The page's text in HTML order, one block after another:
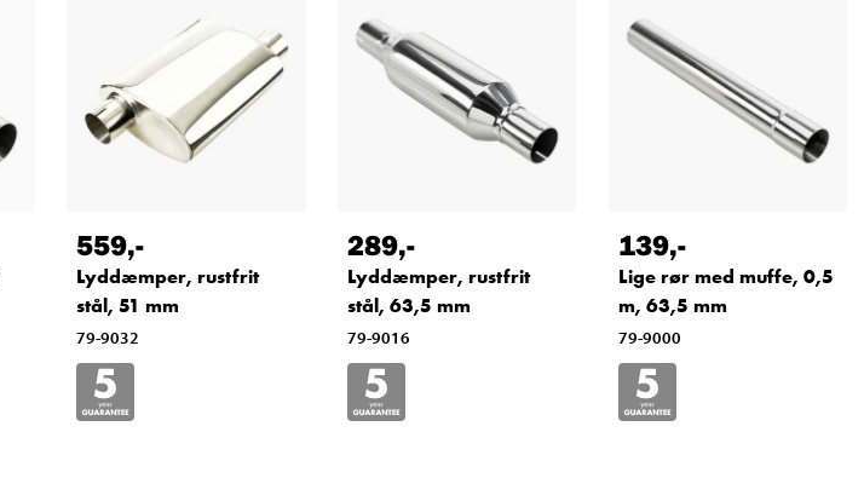
559,-
Lyddæmper, rustfrit
stål, 51 mm
79-9032
289,-
Lyddæmper, rustfrit
stål, 63,5 mm
79-9016
139,-
Lige rør med muffe, 0,5
m, 63,5 mm
79-9000